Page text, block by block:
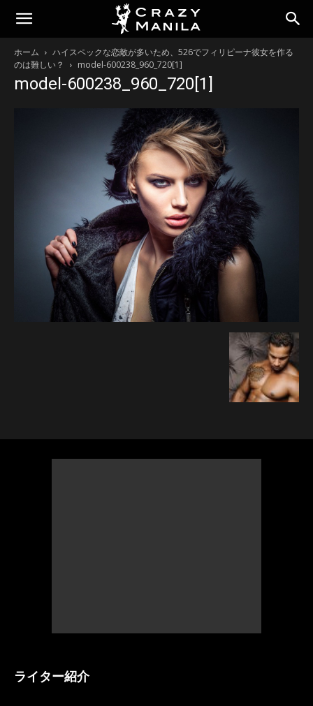
ホーム
ハイスペックな恋敵が多いため、526でフィリピーナ彼女を作る
のは難しい？
model-600238_960_720[1]
model-600238_960_720[1]
ライター紹介